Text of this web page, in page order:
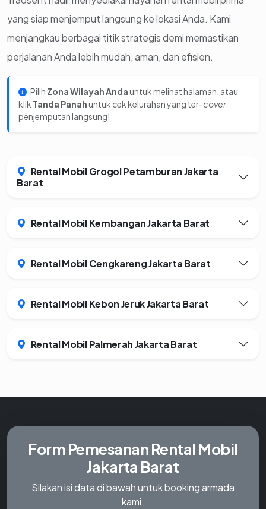
yang siap menjemput langsung ke lokasi Anda. Kami
menjangkau berbagai titik strategis demi memastikan
perjalanan Anda lebih mudah, aman, dan efisien.
Pilih Zona Wilayah Andauntuk melihat halaman, atau
klik Tanda Panahuntuk cek kelurahan yang ter-cover
penjemputan langsung!
Rental Mobil Grogol Petamburan Jakarta
Barat
Rental Mobil Kembangan Jakarta Barat
Rental Mobil Cengkareng Jakarta Barat
Rental Mobil Kebon Jeruk Jakarta Barat
Rental Mobil Palmerah Jakarta Barat
Form PemesananRental Mobil
Jakarta Barat
Silakan isi data di bawah untuk booking armada
kami.